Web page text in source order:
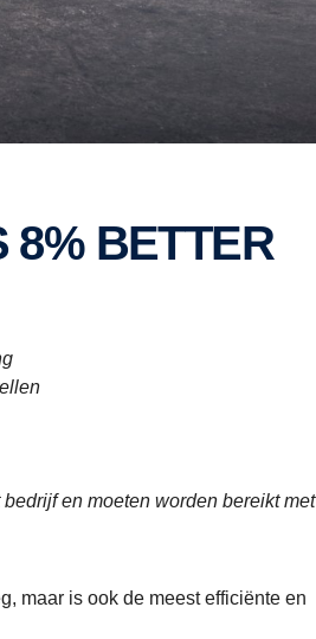
8% BETTER
en moeten worden bereikt met
maar is ook de meest efficiënte en